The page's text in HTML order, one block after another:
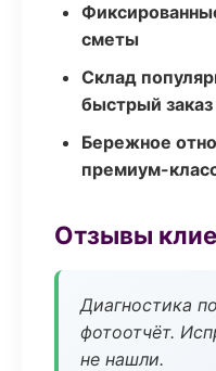
сметы
Склад
быстрый
Бережное
премиум-
Отзывы
Диагностика
фотоотчёт.
не нашли.